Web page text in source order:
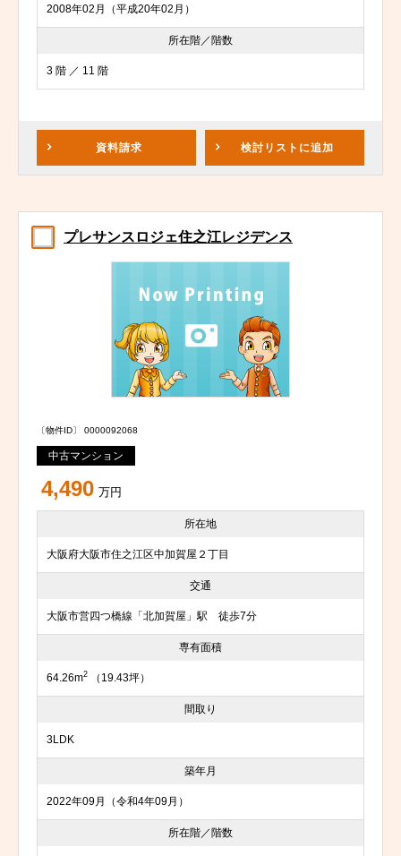
2008年02月（平成20年02月）
所在階／階数
3 階 ／ 11 階
資料請求 検討リスト に追加
プレサンスロジェ住之江レジデンス
〔物件ID〕 0000092068
中古マンション
4,490 万円
所在地
大阪府大阪市住之江区中加賀屋２丁目
交通
大阪市営四つ橋線「北加賀屋」駅 徒歩7分
専有面積
64.26m2 （19.43坪）
間取り
3LDK
築年月
2022年09月（令和4年09月）
所在階／階数